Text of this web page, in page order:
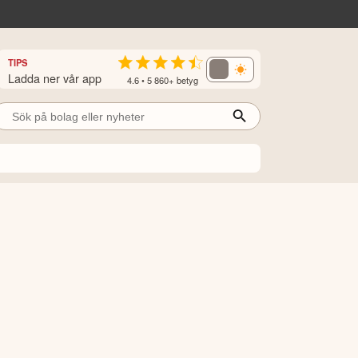
TIPS
Ladda ner vår app 4.6 • 5 860+ betyg